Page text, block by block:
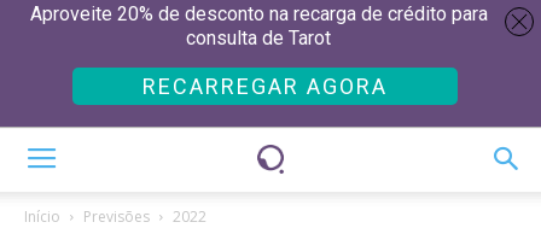
Início Previsões 2022
Aproveite 20% de desconto na recarga de crédito para
consulta de Tarot
RECARREGAR AGORA